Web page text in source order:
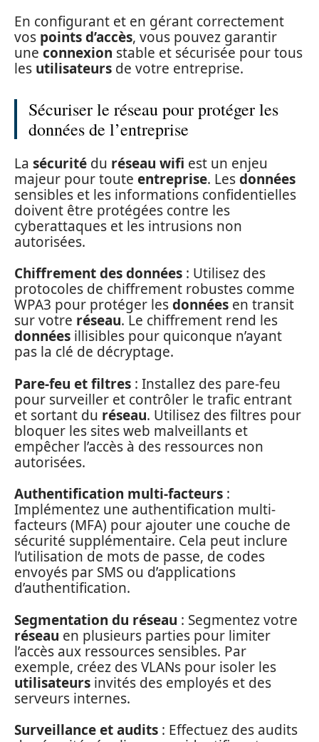
En configurant et en gérant correctement
vos points d’accès, vous pouvez garantir
une connexion stable et sécurisée pour tous
les utilisateurs de votre entreprise.
Sécuriser le réseau pour protéger les
données de l’entreprise
La sécurité du réseau wifi est un enjeu
majeur pour toute entreprise. Lesdonnées
sensibles et les informations confidentielles
doivent être protégées contre les
cyberattaques et les intrusions non
autorisées.
Chiffrement des données : Utilisez des
protocoles de chiffrement robustes comme
WPA3 pour protéger lesdonnées en transit
sur votre réseau. Le chiffrement rend les
données illisibles pour quiconque n’ayant
pas la clé de décryptage.
Pare-feu et filtres : Installez des pare-feu
pour surveiller et contrôler le trafic entrant
et sortant du réseau. Utilisez des filtres pour
bloquer les sites web malveillants et
empêcher l’accès à des ressources non
autorisées.
Authentification multi-facteurs :
Implémentez une authentification multi-
facteurs (MFA) pour ajouter une couche de
sécurité supplémentaire. Cela peut inclure
l’utilisation de mots de passe, de codes
envoyés par SMS ou d’applications
d’authentification.
Segmentation du réseau : Segmentez votre
réseau en plusieurs parties pour limiter
l’accès aux ressources sensibles. Par
exemple, créez des VLANs pour isoler les
utilisateurs invités des employés et des
serveurs internes.
Surveillance et audits : Effectuez des audits